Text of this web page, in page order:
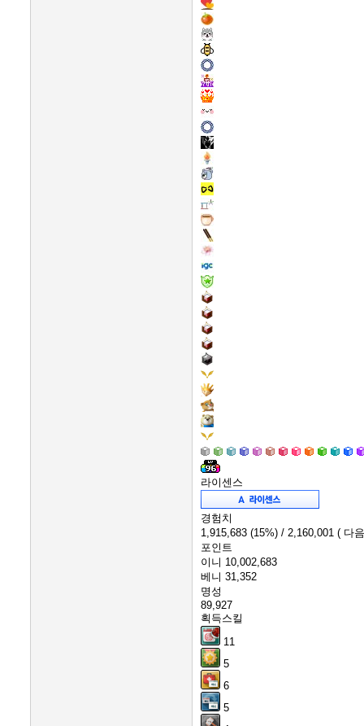
라이센스
경험치
1,915,683 (15%) / 2,160,001 ( 다
포인트
이니 10,002,683
베니 31,352
명성
89,927
획득스킬
11
5
6
5